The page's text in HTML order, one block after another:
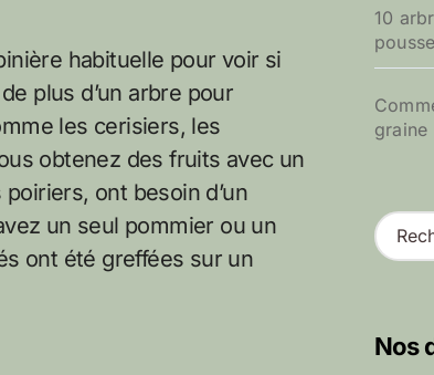
habituelle pour voir si
plus d’un arbre pour
les cerisiers, les
obtenez des fruits avec un
ont besoin d’un
un seul pommier ou un
ont été greffées sur un
10
graine
R
e
rNos